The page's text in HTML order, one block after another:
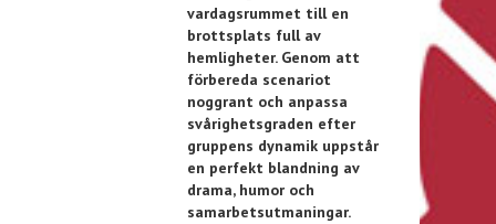
vardagsrummet till en
brottsplats full av
hemligheter. Genom att
förbereda scenariot
noggrant och anpassa
svårighetsgraden efter
gruppens dynamik uppstår
en perfekt blandning av
drama, humor och
samarbetsutmaningar.